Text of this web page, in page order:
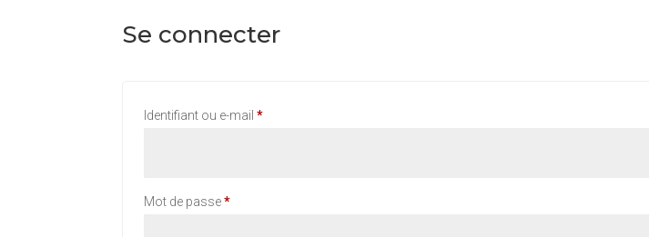
Se connecter
Identifiant ou e-mail*Obligatoire
Mot de passe*Obligatoire